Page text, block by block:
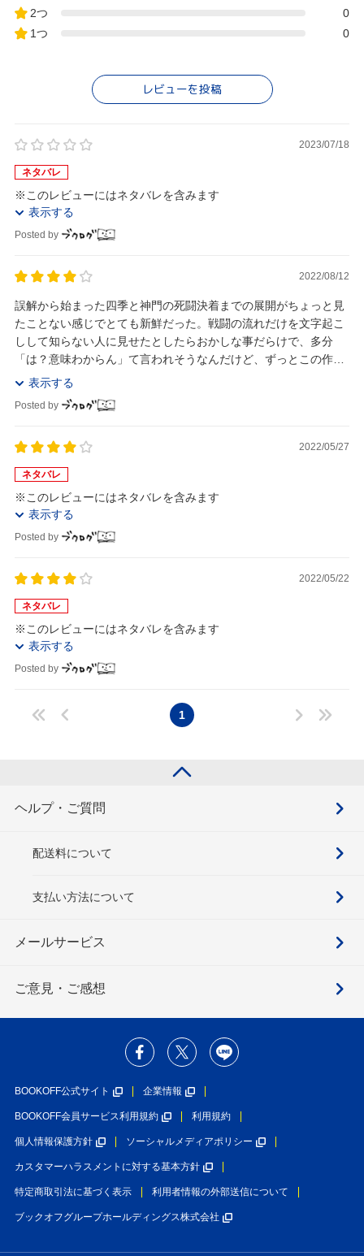
2つ
0
1つ
0
レビューを投稿
2023/07/18
ネタバレ
※このレビューにはネタバレを含みます
表示する
Posted by
2022/08/12
誤解から始まった四季と神門の死闘決着までの展開がちょっと見
たことない感じでとても新鮮だった。戦闘の流れだけを文字起こ
しして知らない人に見せたとしたらおかしな事だらけで、多分
「は？意味わからん」て言われそうなんだけど、ずっとこの作品
を読んでいる(キャラを理解している)と何もおかしく...
表示する
Posted by
2022/05/27
ネタバレ
※このレビューにはネタバレを含みます
表示する
Posted by
2022/05/22
ネタバレ
※このレビューにはネタバレを含みます
表示する
Posted by
1
ヘルプ・ご質問
配送料について
支払い方法について
メールサービス
ご意見・ご感想
BOOKOFF公式サイト 企業情報
BOOKOFF会員サービス利用規約 利用規約
個人情報保護方針 ソーシャルメディアポリシー
カスタマーハラスメントに対する基本方針
特定商取引法に基づく表示 利用者情報の外部送信について
ブックオフグループホールディングス株式会社